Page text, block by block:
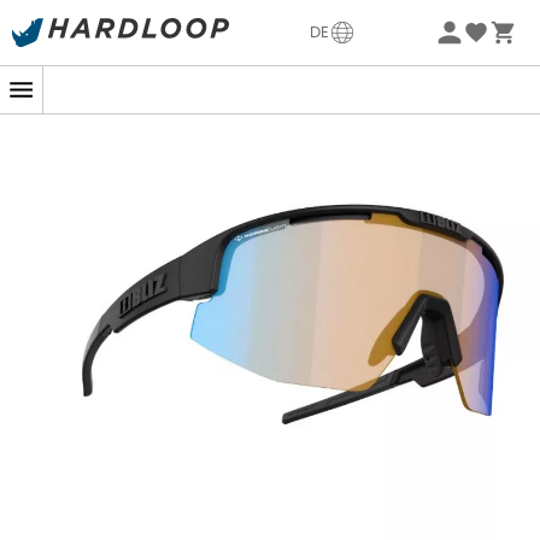
DE
Sommerangebote🔥 -5% EXTRA ab 2 Produkten* Code